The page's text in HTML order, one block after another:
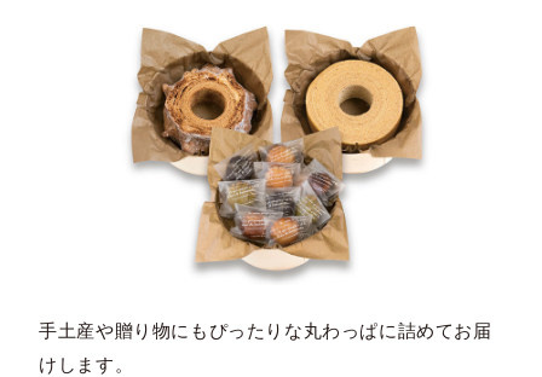
手土産や贈り物にもぴったりな丸わっぱに詰めてお届
けします。